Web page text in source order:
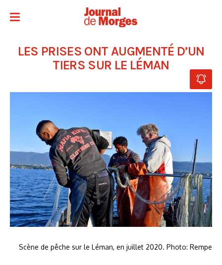
LES PRISES ONT AUGMENTÉ D’UN
TIERS SUR LE LÉMAN
Scène de pêche sur le Léman, en juillet 2020. Photo: Rempe